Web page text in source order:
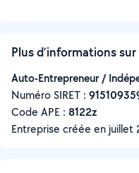
Plus d’informations
Auto-Entrepreneur /
Numéro SIRET :
Code APE : 8122z
Entreprise créée en juillet